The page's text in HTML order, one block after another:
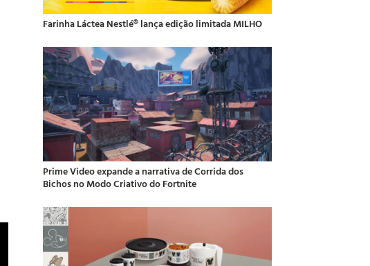
Farinha Láctea Nestlé® lança edição limitada MILHO
Prime Video expande a narrativa de Corrida dos
Bichos no Modo Criativo do Fortnite